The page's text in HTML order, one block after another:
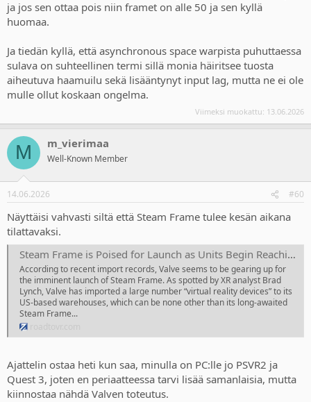
ja jos sen ottaa pois niin framet on alle 50 ja sen kyllä
huomaa.
Ja tiedän kyllä, että asynchronous space warpista puhuttaessa
sulava on suhteellinen termi sillä monia häiritsee tuosta
aiheutuva haamuilu sekä lisääntynyt input lag, mutta ne ei ole
mulle ollut koskaan ongelma.
Viimeksi muokattu: 13.06.2026
M m_vierimaa
Well-Known Member
14.06.2026 #60
Näyttäisi vahvasti siltä että Steam Frame tulee kesän aikana
tilattavaksi.
Steam Frame is Poised for Launch as Units Begin Reaching the US
According to recent import records, Valve seems to be gearing up for
the imminent launch of Steam Frame. As spotted by XR analyst Brad
Lynch, Valve has imported a large number “virtual reality devices” to its
US-based warehouses, which can be none other than its long-awaited
Steam Frame...
Ajattelin ostaa heti kun saa, minulla on PC:lle jo PSVR2 ja
Quest 3, joten en periaatteessa tarvi lisää samanlaisia, mutta
kiinnostaa nähdä Valven toteutus.